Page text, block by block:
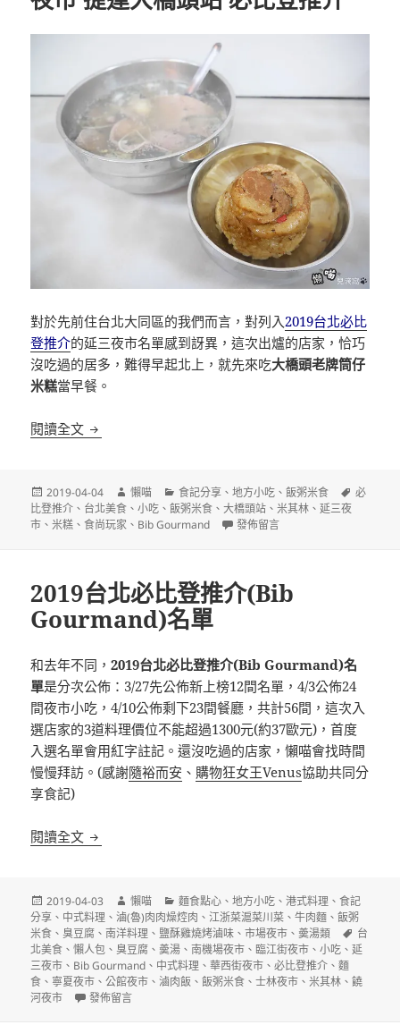
對於先前住台北大同區的我們而言，對列入 2019台北必比
登推介的延三夜市名單感到訝異，這次出爐的店家，恰巧
沒吃過的居多，難得早起北上，就先來吃大橋頭老牌筒仔
米糕當早餐。
閱讀全文 [台北]大橋頭老牌筒仔米糕 延三夜市 捷運大橋頭站
發
佈
日
2019-04-04
作
者
懶喵
分
類
食記分享 、地方小吃 、飯粥米食
標
必
比登推介 、 台北美食 、小吃 、飯粥米食 、大橋頭站 、米其林 、延三夜
市 、米糕 、食尚玩家 、 Bib Gourmand 在〈[台北]大橋頭老牌筒仔米糕
發佈留言
2019台北必比登推介(Bib
Gourmand)名單
和去年不同，2019台北必比登推介(Bib Gourmand)名
單是分次公佈：3/27先公佈新上榜12間名單，4/3公佈24
間夜市小吃，4/10公佈剩下23間餐廳，共計56間，這次入
選店家的3道料理價位不能超過1300元(約37歐元)，首度
入選名單會用紅字註記。還沒吃過的店家，懶喵會找時間
慢慢拜訪。(感謝隨裕而安 、 購物狂女王Venus協助共同分
享食記)
閱讀全文 2019台北必比登推介(Bib Gourmand)名單
發
佈
日
期:
2019-04-03
作
者
懶喵
分
類
麵食點心 、地方小吃 、港式料理 、食記
分享 、 中式料理 、滷(魯)肉肉燥焢肉 、江浙菜滬菜川菜 、牛肉麵 、飯粥
米食 、 臭豆腐 、南洋料理 、 鹽酥雞燒烤滷味 、市場夜市 、羮湯類
標
籤
台
北美食 、懶人包 、 臭豆腐 、羮湯 、南機場夜市 、 臨江街夜市 、小吃 、延
三夜市 、 Bib Gourmand 、 中式料理 、華西街夜市 、必比登推介 、麵
食 、 寧夏夜市 、公館夜市 、滷肉飯 、飯粥米食 、士林夜市 、米其林 、饒
河夜市
在〈2019台北必比登推介(Bib Gourmand)名單〉
發佈留言